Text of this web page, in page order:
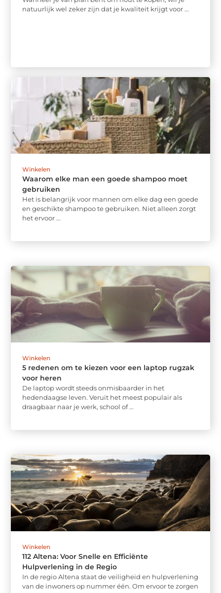
natuurlijk wel zeker zijn dat je kwaliteit krijgt voor ...
Winkelen
Waarom elke man een goede shampoo moet
gebruiken
Het is belangrijk voor mannen om elke dag een goede
en geschikte shampoo te gebruiken. Niet alleen zorgt
het ervoor ...
Winkelen
5 redenen om te kiezen voor een laptop rugzak
voor heren
De laptop wordt steeds onmisbaarder in het
hedendaagse leven. Veruit het meest populair als
draagbaar naar je werk, school of ...
Winkelen
112 Altena: Voor Snelle en Efficiënte
Hulpverlening in de Regio
In de regio Altena staat de veiligheid en hulpverlening
van de inwoners op nummer één. Om ervoor te zorgen